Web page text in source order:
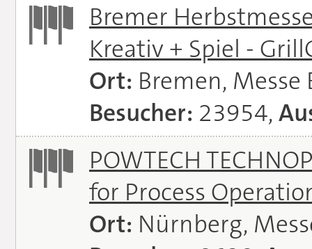
Bremer
Kreativ + Spiel -
Ort: Bremen, Messe
Besucher: 23954,
POWTECH
for Process
Ort: Nürnberg,